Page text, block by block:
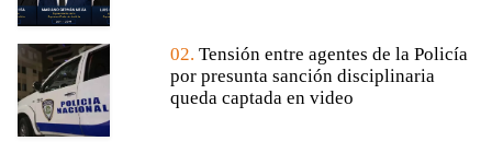
02. Tensión entre agentes de la Policía
por presunta sanción disciplinaria
queda captada en video